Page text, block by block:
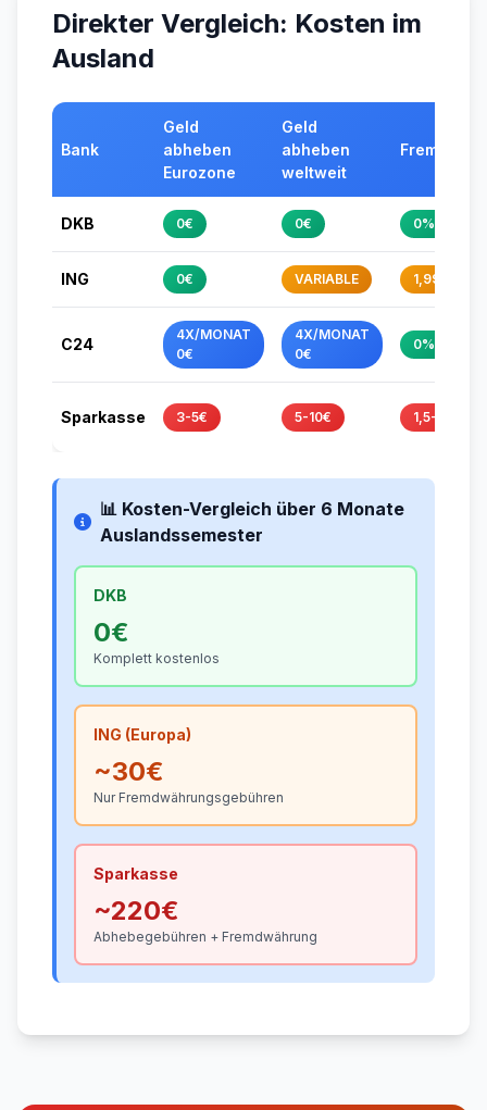
Direkter Vergleich: Kosten im
Ausland
Bank
Geld
abheben
Eurozone
Geld
abheben
weltweit
DKB 0€ 0€ 0%
ING 0€ VARIABLE 1,99%
C24
4X/MONAT
0€
4X/MONAT
0€
0%
Sparkasse 3-5€ 5-10€ 1,5-2%
📊 Kosten-Vergleich über 6 Monate
Auslandssemester
DKB
0€
Komplett kostenlos
ING (Europa)
~30€
Nur Fremdwährungsgebühren
Sparkasse
~220€
Abhebegebühren + Fremdwährung